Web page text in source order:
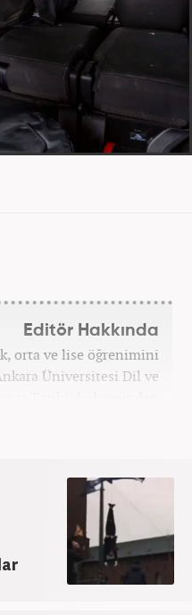
Editör Hakkında
orta ve lise öğrenimini
Üniversitesi Dil ve
Tarihi" bölümünden
"muhabir" olarak
olarak devam ediyor.